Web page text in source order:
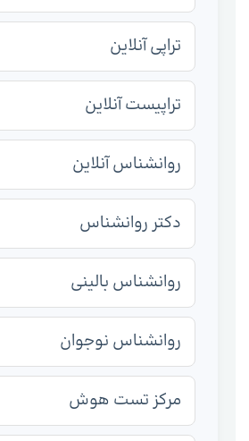
تراپی آنلاین
تراپیست آنلاین
روانشناس آنلاین
دکتر روانشناس
روانشناس بالینی
روانشناس نوجوان
مرکز تست هوش